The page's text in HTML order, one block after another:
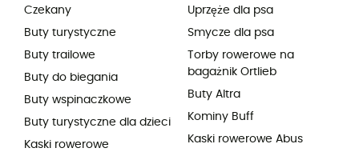
Czekany
Buty turystyczne
Buty trailowe
Buty do biegania
Buty wspinaczkowe
Buty turystyczne dla dzieci
Kaski rowerowe
Uprzęże dla psa
Smycze dla psa
Torby rowerowe na
bagażnik Ortlieb
Buty Altra
Kominy Buff
Kaski rowerowe Abus